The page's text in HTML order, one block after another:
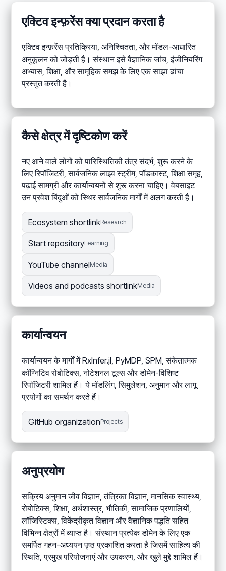
एक्टिव इन्फ़रेंस क्या प्रदान करता है
एक्टिव इन्फ़रेंस प्रतिक्रिया, अनिश्चितता, और मॉडल-आधारित
अनुकूलन को जोड़ती है। संस्थान इसे वैज्ञानिक जांच, इंजीनियरिंग
अभ्यास, शिक्षा, और सामूहिक समझ के लिए एक साझा ढांचा
प्रस्तुत करती है।
कैसे क्षेत्र में दृष्टिकोण करें
नए आने वाले लोगों को पारिस्थितिकी तंत्र संदर्भ, शुरू करने के
लिए रिपॉजिटरी, सार्वजनिक लाइव स्ट्रीम, पॉडकास्ट, शिक्षा समूह,
पढ़ाई सामग्री और कार्यान्वयनों से शुरू करना चाहिए। वेबसाइट
उन प्रवेश बिंदुओं को स्थिर सार्वजनिक मार्गों में अलग करती है।
Ecosystem shortlinkResearch
Start repositoryLearning
YouTube channelMedia
Videos and podcasts shortlinkMedia
कार्यान्वयन
कार्यान्वयन के मार्गों में RxInfer.jl, PyMDP, SPM, संकेतात्मक
कॉग्निटिव रोबोटिक्स, नोटेशनल टूल्स और डोमेन-विशिष्ट
रिपॉजिटरी शामिल हैं। ये मॉडलिंग, सिमुलेशन, अनुमान और लागू
प्रयोगों का समर्थन करते हैं।
GitHub organizationProjects
अनुप्रयोग
सक्रिय अनुमान जीव विज्ञान, तंत्रिका विज्ञान, मानसिक स्वास्थ्य,
रोबोटिक्स, शिक्षा, अर्थशास्त्र, भौतिकी, सामाजिक प्रणालियों,
लॉजिस्टिक्स, विकेंद्रीकृत विज्ञान और वैज्ञानिक पद्धति सहित
विभिन्न क्षेत्रों में व्याप्त है। संस्थान प्रत्येक डोमेन के लिए एक
समर्पित गहन-अध्ययन पृष्ठ प्रकाशित करता है जिसमें साहित्य की
स्थिति, प्रमुख परियोजनाएं और उपकरण, और खुले मुद्दे शामिल हैं।